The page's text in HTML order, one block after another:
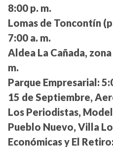
8:00 p. m.
Lomas de Toncontín
7:00 a. m.
Aldea La Cañada, zona
m.
Parque Empresarial:
15 de Septiembre,
Los Periodistas,
Pueblo Nuevo, Villa
Económicas y El Retiro: